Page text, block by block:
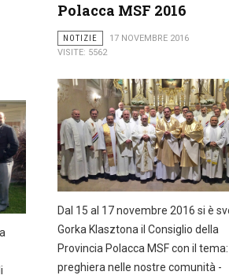
Polacca MSF 2016
NOTIZIE
17 NOVEMBRE 2016
VISITE: 5562
Dal 15 al 17 novembre 2016 si è
Gorka Klasztona il Consiglio della
Provincia Polacca MSF con il
preghiera nelle nostre comunità -